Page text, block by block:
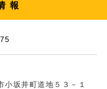
報
小坂井町道地５３－１